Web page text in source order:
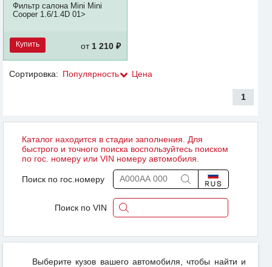
Фильтр салона Mini Mini
Cooper 1.6/1.4D 01>
Купить от 1 210 ₽
Сортировка: Популярность Цена
1
Каталог находится в стадии заполнения. Для
быстрого и точного поиска воспользуйтесь поиском
по гос. номеру или VIN номеру автомобиля.
Поиск по гос.номеру
Поиск по VIN
Выберите кузов вашего автомобиля, чтобы найти и